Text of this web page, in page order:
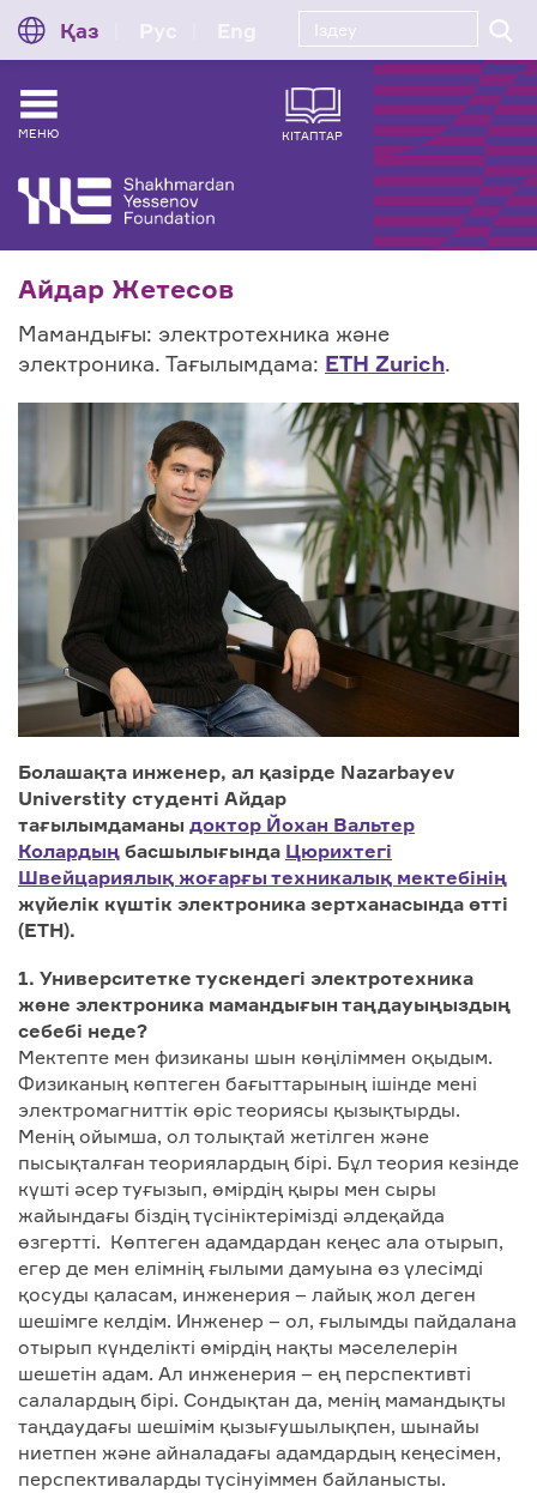
Қаз
МЕНЮ КІТАПТАР
Айдар Жетесов
Мамандығы: электротехника және
электроника. Тағылымдама: ETH Zurich.
Болашақта инженер, ал қазірде Nazarbayev
Universtity студенті Айдар
тағылымдаманы доктор Йохан Вальтер
Колардың басшылығында Цюрихтегі
Швейцариялық жоғарғы техникалық мектебінің
жүйелік күштік электроника зертханасында өтті
(ETH).
1. Университетке тускендегі электротехника
және электроника мамандығын таңдауыңыздың
себебі неде?
Мектепте мен физиканы шын көңіліммен оқыдым.
Физиканың көптеген бағыттарының ішінде мені
электромагниттік өріс теориясы қызықтырды.
Менің ойымша, ол толықтай жетілген және
пысықталған теориялардың бірі. Бұл теория кезінде
күшті әсер туғызып, өмірдің қыры мен сыры
жайындағы біздің түсініктерімізді әлдеқайда
өзгертті. Көптеген адамдардан кеңес ала отырып,
егер де мен елімнің ғылыми дамуына өз үлесімді
қосуды қаласам, инженерия – лайық жол деген
шешімге келдім. Инженер – ол, ғылымды пайдалана
отырып күнделікті өмірдің нақты мәселелерін
шешетін адам. Ал инженерия – ең перспективті
салалардың бірі. Сондықтан да, менің мамандықты
таңдаудағы шешімім қызығушылықпен, шынайы
ниетпен және айналадағы адамдардың кеңесімен,
перспективаларды түсінуіммен байланысты.